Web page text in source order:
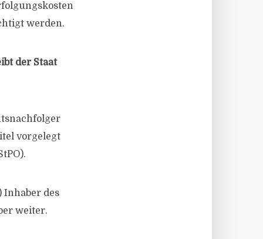
werden.
der Staat
vorgelegt
Inhaber des
weiter.